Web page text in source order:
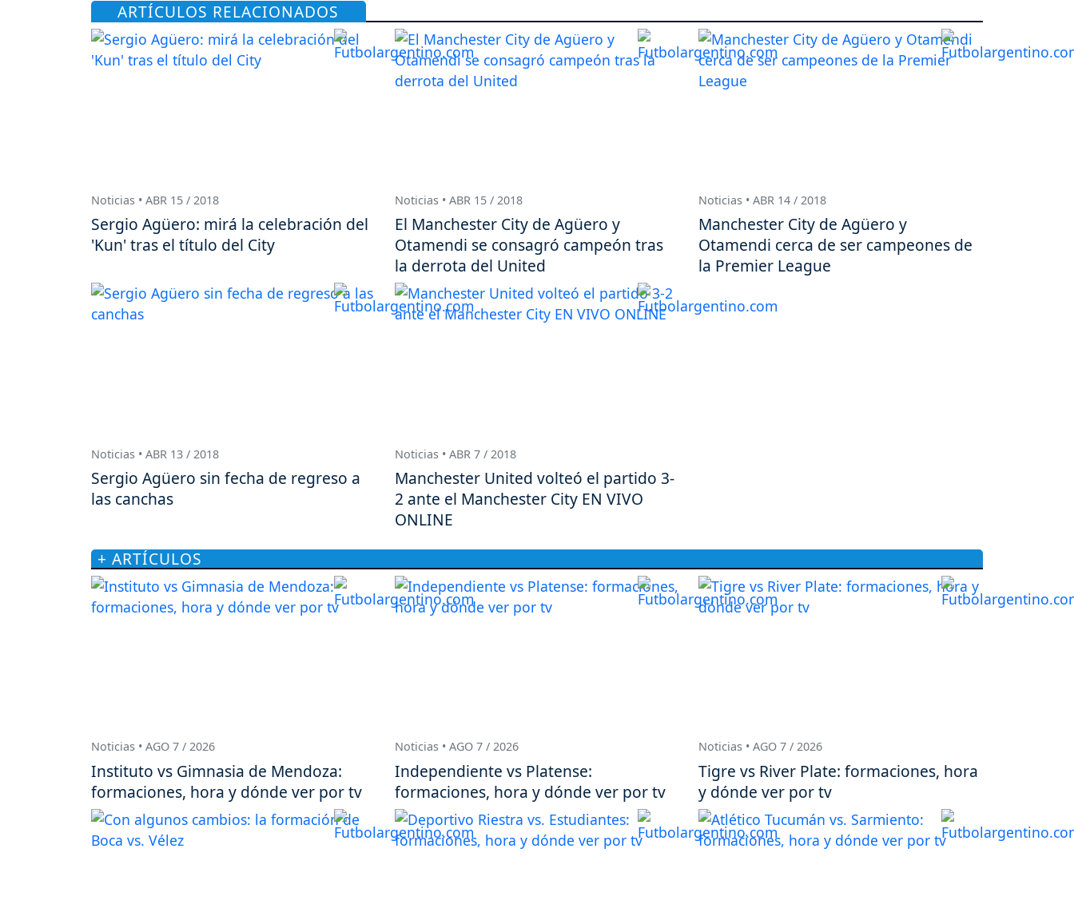
ARTÍCULOS RELACIONADOS
Noticias • ABR 15 / 2018
Sergio Agüero: mirá la celebración del
'Kun' tras el título del City
Noticias • ABR 15 / 2018
El Manchester City de Agüero y
Otamendi se consagró campeón tras
la derrota del United
Noticias • ABR 14 / 2018
Manchester City de Agüero y
Otamendi cerca de ser campeones de
la Premier League
Noticias • ABR 13 / 2018
Sergio Agüero sin fecha de regreso a
las canchas
Noticias • ABR 7 / 2018
Manchester United volteó el partido 3-
2 ante el Manchester City EN VIVO
ONLINE
+ ARTÍCULOS
Noticias • AGO 7 / 2026
Instituto vs Gimnasia de Mendoza:
formaciones, hora y dónde ver por tv
Noticias • AGO 7 / 2026
Independiente vs Platense:
formaciones, hora y dónde ver por tv
Noticias • AGO 7 / 2026
Tigre vs River Plate: formaciones, hora
y dónde ver por tv